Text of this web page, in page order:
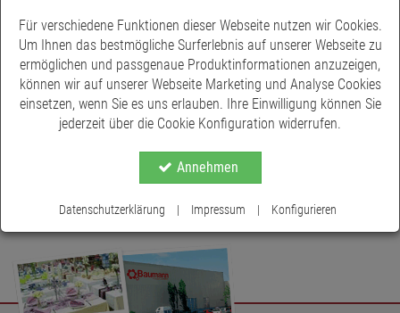
Für verschiedene Funktionen dieser Webseite nutzen wir Cookies.
Um Ihnen das bestmögliche Surferlebnis auf unserer Webseite zu
ermöglichen und passgenaue Produktinformationen anzuzeigen,
können wir auf unserer Webseite Marketing und Analyse Cookies
einsetzen, wenn Sie es uns erlauben. Ihre Einwilligung können Sie
jederzeit über die Cookie Konfiguration widerrufen.
Annehmen
Datenschutzerklärung | Impressum | Konfigurieren